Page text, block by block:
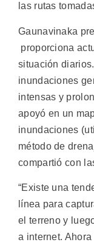
las rutas
Gaunavinaka
proporciona
situación
inundaciones
intensas y
apoyó en un
inundaciones
método de
compartió con
“Existe una
línea para
el terreno y
a internet.